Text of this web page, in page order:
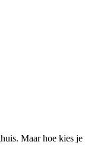
Maar hoe kies